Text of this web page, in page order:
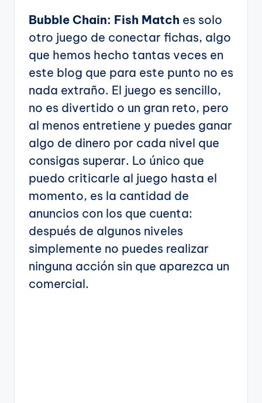
Bubble Chain: Fish Match es solo
otro juego de conectar fichas, algo
que hemos hecho tantas veces en
este blog que para este punto no es
nada extraño. El juego es sencillo,
no es divertido o un gran reto, pero
al menos entretiene y puedes ganar
algo de dinero por cada nivel que
consigas superar. Lo único que
puedo criticarle al juego hasta el
momento, es la cantidad de
anuncios con los que cuenta:
después de algunos niveles
simplemente no puedes realizar
ninguna acción sin que aparezca un
comercial.